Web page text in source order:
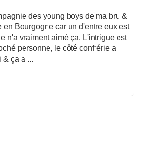
des young boys de ma bru &
Bourgogne car un d'entre eux est
n'a vraiment aimé ça. L'intrigue est
personne, le côté confrérie a
& ça a ...